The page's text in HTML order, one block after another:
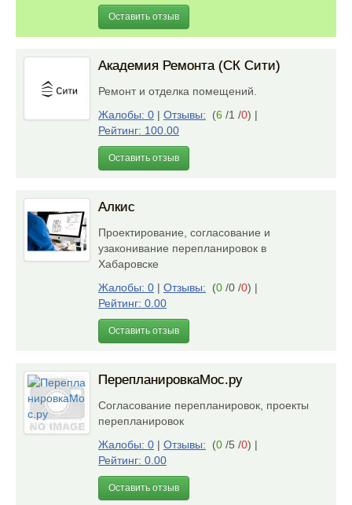
Оставить отзыв
Академия Ремонта (СК Сити)
Ремонт и отделка помещений.
Жалобы: 0 | Отзывы: (6 /1 /0) |
Рейтинг: 100.00
Оставить отзыв
Алкис
Проектирование, согласование и
узаконивание перепланировок в
Хабаровске
Жалобы: 0 | Отзывы: (0 /0 /0) |
Рейтинг: 0.00
Оставить отзыв
ПерепланировкаМос.ру
Согласование перепланировок, проекты
перепланировок
Жалобы: 0 | Отзывы: (0 /5 /0) |
Рейтинг: 0.00
Оставить отзыв